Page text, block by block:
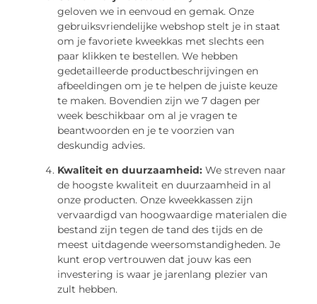
geloven we in eenvoud en gemak. Onze
gebruiksvriendelijke webshop stelt je in staat
om je favoriete kweekkas met slechts een
paar klikken te bestellen. We hebben
gedetailleerde productbeschrijvingen en
afbeeldingen om je te helpen de juiste keuze
te maken. Bovendien zijn we 7 dagen per
week beschikbaar om al je vragen te
beantwoorden en je te voorzien van
deskundig advies.
Kwaliteit en duurzaamheid: We streven naar
de hoogste kwaliteit en duurzaamheid in al
onze producten. Onze kweekkassen zijn
vervaardigd van hoogwaardige materialen die
bestand zijn tegen de tand des tijds en de
meest uitdagende weersomstandigheden. Je
kunt erop vertrouwen dat jouw kas een
investering is waar je jarenlang plezier van
zult hebben.